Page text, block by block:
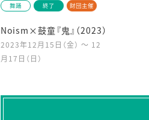
舞踊 終了 財団主催
Noism×鼓童『鬼』（2023）
2023年12月15日（金） ～ 12
月17日（日）